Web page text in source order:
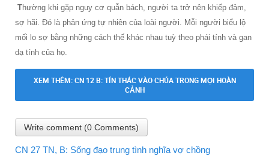
Thường khi gặp nguy cơ quẫn bách, người ta trở nên khiếp đảm,
sợ hãi. Ðó là phản ứng tự nhiên của loài người. Mỗi người biểu lộ
mối lo sợ bằng những cách thế khác nhau tuỳ theo phái tính và gan
dạ tính của họ.
XEM THÊM: CN 12 B: TÍN THÁC VÀO CHÚA TRONG MỌI HOÀN
CẢNH
Write comment (0 Comments)
CN 27 TN, B: Sống đạo trung tình nghĩa vợ chồng